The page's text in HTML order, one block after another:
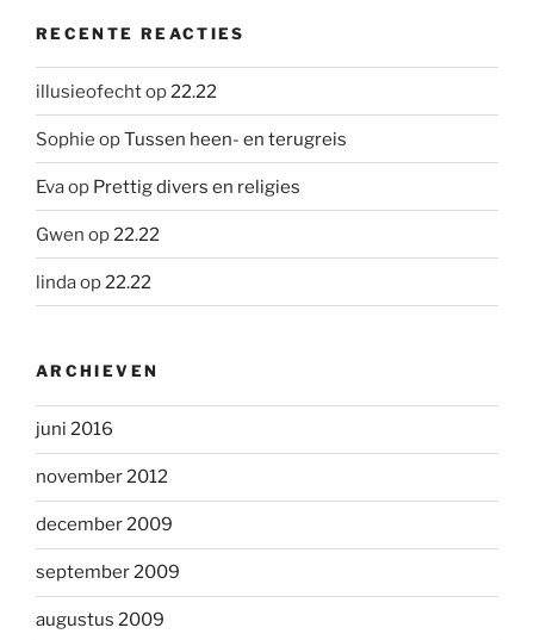
RECENTE REACTIES
illusieofechtop22.22
Sophie opTussen heen- en terugreis
Evaop Prettig divers en religies
Gwen op22.22
lindaop22.22
ARCHIEVEN
juni 2016
november 2012
december 2009
september 2009
augustus 2009